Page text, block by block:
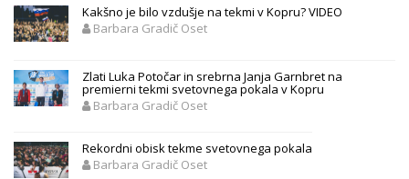
Kakšno je bilo vzdušje na tekmi v Kopru? VIDEO
Barbara Gradič Oset
Zlati Luka Potočar in srebrna Janja Garnbret na
premierni tekmi svetovnega pokala v Kopru
Barbara Gradič Oset
Rekordni obisk tekme svetovnega pokala
Barbara Gradič Oset